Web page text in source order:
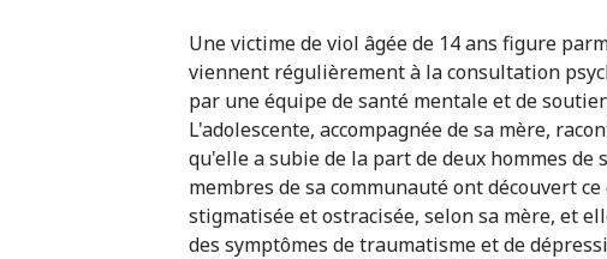
Une victime de viol âgée de 14 ans figure
viennent régulièrement à la consultation
par une équipe de santé mentale et de
L'adolescente, accompagnée de sa mère,
qu'elle a subie de la part de deux hommes de
membres de sa communauté ont découvert
stigmatisée et ostracisée, selon sa mère, et
des symptômes de traumatisme et de